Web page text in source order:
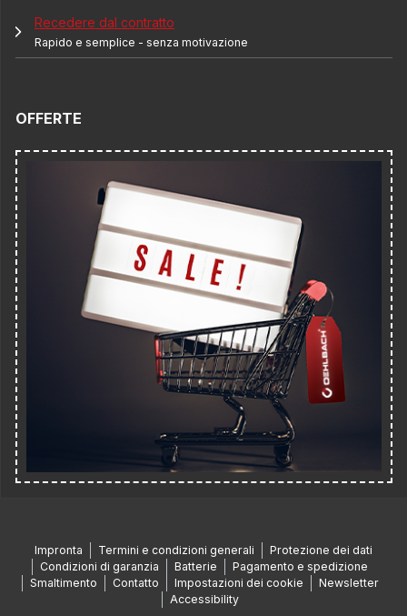
Recedere dal contratto
Rapido e semplice - senza motivazione
OFFERTE
Impronta Termini e condizioni generali
Protezione dei dati
Condizioni di garanzia
Batterie
Pagamento e spedizione
Smaltimento
Contatto Impostazioni dei cookie
Newsletter
Accessibility